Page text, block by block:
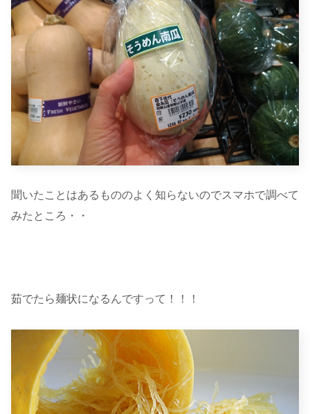
聞いたことはあるもののよく知らないのでスマホで調べて
みたところ・・
茹でたら麺状になるんですって！！！